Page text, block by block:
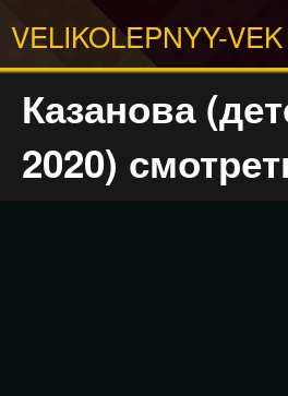
VELIKOLEPNYY-VEK
Казанова
2020)